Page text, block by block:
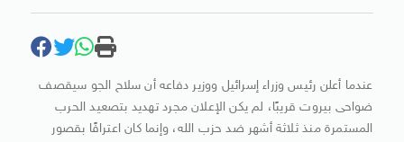
عندما أعلن رئيس وزراء إسرائيل ووزير دفاعه أن سلاح الجو سيقصف
ضواحى بيروت قريبًا، لم يكن الإعلان مجرد تهديد بتصعيد الحرب
المستمرة منذ ثلاثة أشهر ضد حزب الله، وإنما كان اعترافًا بقصور